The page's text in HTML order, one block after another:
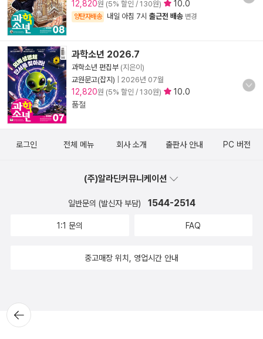
12,820원 (5% 할인 / 130원) 10.0
양탄자배송 내일 아침 7시 출근전 배송 변경
과학소년 2026.7
과학소년 편집부 (지은이)
교원문고(잡지)
2026년 07월
12,820원 (5% 할인 / 130원)
10.0
품절
뒤로가
기
로그인 전체 메뉴 회사 소개 출판사 안내 PC 버전
(주)알라딘커뮤니케이션
일반문의 (발신자 부담) 1544-2514
1:1 문의 FAQ
중고매장 위치, 영업시간 안내